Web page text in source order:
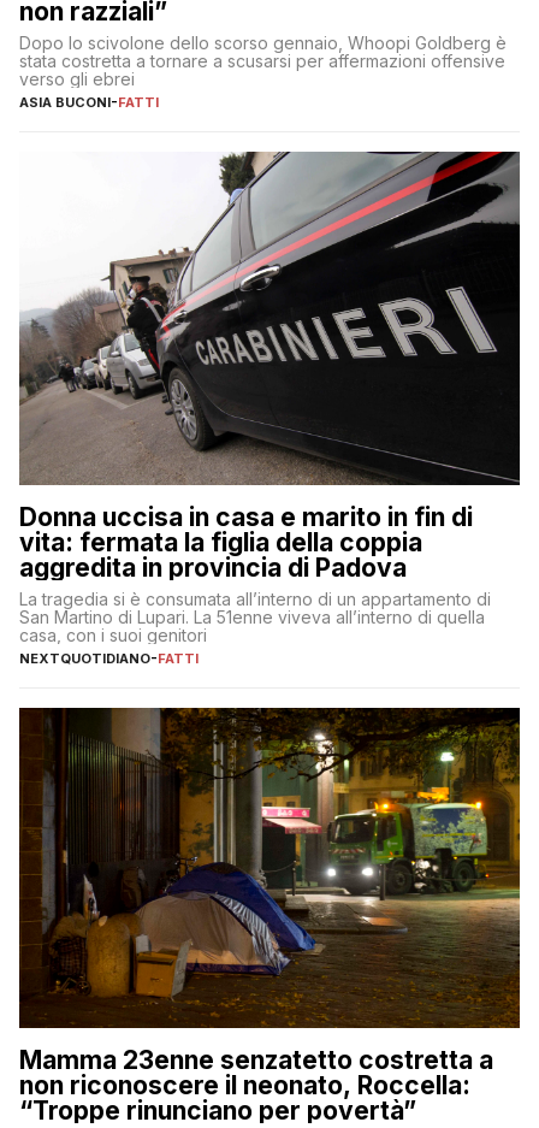
non razziali”
Dopo lo scivolone dello scorso gennaio, Whoopi Goldberg è
stata costretta a tornare a scusarsi per affermazioni offensive
verso gli ebrei
ASIA BUCONI-FATTI
Donna uccisa in casa e marito in fin di
vita: fermata la figlia della coppia
aggredita in provincia di Padova
La tragedia si è consumata all’interno di un appartamento di
San Martino di Lupari. La 51enne viveva all’interno di quella
casa, con i suoi genitori
NEXTQUOTIDIANO-FATTI
Mamma 23enne senzatetto costretta a
non riconoscere il neonato, Roccella:
“Troppe rinunciano per povertà”